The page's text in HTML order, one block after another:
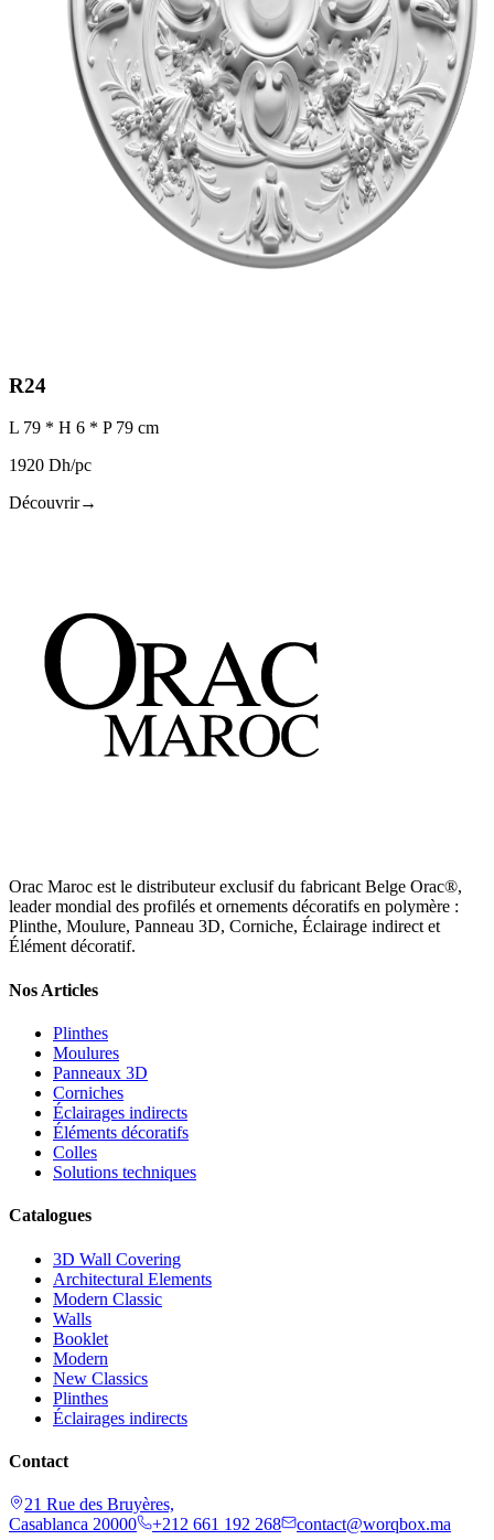
R24
L 79 * H 6 * P 79 cm
1920 Dh/pc
Découvrir→
Orac Maroc est le distributeur exclusif du fabricant Belge Orac®,
leader mondial des profilés et ornements décoratifs en polymère :
Plinthe, Moulure, Panneau 3D, Corniche, Éclairage indirect et
Élément décoratif.
Nos Articles
Plinthes
Moulures
Panneaux 3D
Corniches
Éclairages indirects
Éléments décoratifs
Colles
Solutions techniques
Catalogues
3D Wall Covering
Architectural Elements
Modern Classic
Walls
Booklet
Modern
New Classics
Plinthes
Éclairages indirects
Contact
21 Rue des Bruyères,
Casablanca 20000
+212 661 192 268
contact@worqbox.ma